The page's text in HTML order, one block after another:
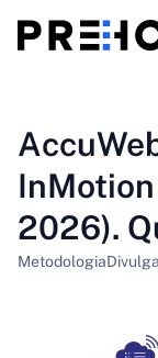
Comparações
319
2026).
Metodologia